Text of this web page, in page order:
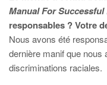
Manual For
responsables ? Votre
Nous avons été
dernière manif que nous
discriminations raciales.